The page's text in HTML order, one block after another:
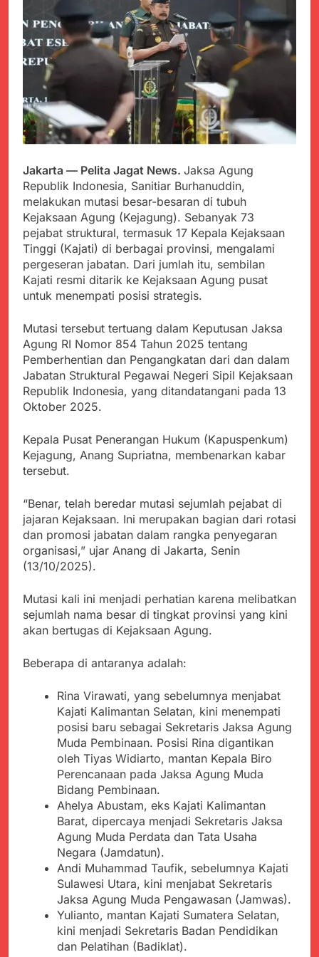
ADE SEBUT
PENYELENGGARAAN
SANGAT BAIK
Juli 22, 2024
Terungkap Dalang
Pemasok BHP Alkes ke
Puskesmas-
Puskesmas se-
kabupaten Sukabumi
selama 7 Tahun.
Juli 22, 2024
Warga Tersenyum
Bahagia Saat Satgas
Yonif 310/KK Bagikan
Puluhan Pakaian
Juli 22, 2024
Diduga Kadinkes Kab.
Sukabumi terlibat
akan kadaluarsa di
puskesmas.
Menkes diharap sidak
ke Dinkes dan keseluruh
Puskesmas di Kab.
Sukabumi terkait
Dugaan beredar nya
Obat obatan Kadaluarsa
Juli 21, 2024
Polres Sumenep
Ungkap Kasus
Pencabulan Terhadap
Anak
Juli 21, 2024
Kisruh terkait Dugaan
Puskesmas beli obat
akan Kadaluarsa,Ketua
Kabupaten Sukabumi
Angkat Bicara
Juli 21, 2024
Satgas Yonif 310/KK
Lakukan Pengecatan
Dan Pembenahan
Juli 21, 2024
Kadinkes kab. Sukabumi
Angkat Bicara Terkait
Dugaan pembelian obat
Juli 21, 2024
Kab. Sukabumi yang
akan Kadaluarsa.
Juli 20, 2024
Tunjukan
Bantuan Duka Cita
Polda Jabar Beberkan
Perkembangan
Terbaru Kasus Dago
Elos
Juli 20, 2024
Kejaksaan Negeri Kab
penyelewengan
Pengadaan Buku Simi
Diduga Kuat
Inspektorat Kab,
Sukabumi
menyalahgunakan
Juli 19, 2024
Baru, Satgas Yonif
310/KK Ajak Pelajar
Sekolah
Selisih APBD Tahun
2023 Kab.Sukabumi
Sebesar Rp 31 Miliar
Juli 16, 2024
Aksi Humanis Polri:
Kapolsek Kebonpedes
Bantu Lansia dengan
Kursi Roda, Warga Haru
dan Bersyukur
Agustus 7, 2026
Juta, BGN Benahi Basis
Penerima Program
Makan Bergizi Gratis
Agustus 6, 2026
Zulhas Pastikan SPPG
di Wilayah 3T Tuntas
Pekan Ini, Integrasi
Data MBG Hampir
Rampung
Agustus 6, 2026
Bobby Maulana Pastikan
Kawasan Kuliner Ahmad
Yani Tetap Bersih,
Pemkot Sukabumi
Perkuat Penataan
Pedagang dan
Agustus 6, 2026
Ribuan Warga Padati
Peringatan Hari ASI
Jakarta — Pelita Jagat News. Jaksa Agung
Republik Indonesia, Sanitiar Burhanuddin,
melakukan mutasi besar-besaran di tubuh
Kejaksaan Agung (Kejagung). Sebanyak 73
pejabat struktural, termasuk 17 Kepala Kejaksaan
Tinggi (Kajati) di berbagai provinsi, mengalami
pergeseran jabatan. Dari jumlah itu, sembilan
Kajati resmi ditarik ke Kejaksaan Agung pusat
untuk menempati posisi strategis.
Mutasi tersebut tertuang dalam Keputusan Jaksa
Agung RI Nomor 854 Tahun 2025 tentang
Pemberhentian dan Pengangkatan dari dan dalam
Jabatan Struktural Pegawai Negeri Sipil Kejaksaan
Republik Indonesia, yang ditandatangani pada 13
Oktober 2025.
Kepala Pusat Penerangan Hukum (Kapuspenkum)
Kejagung, Anang Supriatna, membenarkan kabar
tersebut.
“Benar, telah beredar mutasi sejumlah pejabat di
jajaran Kejaksaan. Ini merupakan bagian dari rotasi
dan promosi jabatan dalam rangka penyegaran
organisasi,” ujar Anang di Jakarta, Senin
(13/10/2025).
Mutasi kali ini menjadi perhatian karena melibatkan
sejumlah nama besar di tingkat provinsi yang kini
akan bertugas di Kejaksaan Agung.
Beberapa di antaranya adalah:
Rina Virawati, yang sebelumnya menjabat
Kajati Kalimantan Selatan, kini menempati
posisi baru sebagai Sekretaris Jaksa Agung
Muda Pembinaan. Posisi Rina digantikan
oleh Tiyas Widiarto, mantan Kepala Biro
Perencanaan pada Jaksa Agung Muda
Bidang Pembinaan.
Ahelya Abustam, eks Kajati Kalimantan
Barat, dipercaya menjadi Sekretaris Jaksa
Agung Muda Perdata dan Tata Usaha
Negara (Jamdatun).
Andi Muhammad Taufik, sebelumnya Kajati
Sulawesi Utara, kini menjabat Sekretaris
Jaksa Agung Muda Pengawasan (Jamwas).
Yulianto, mantan Kajati Sumatera Selatan,
kini menjadi Sekretaris Badan Pendidikan
dan Pelatihan (Badiklat).